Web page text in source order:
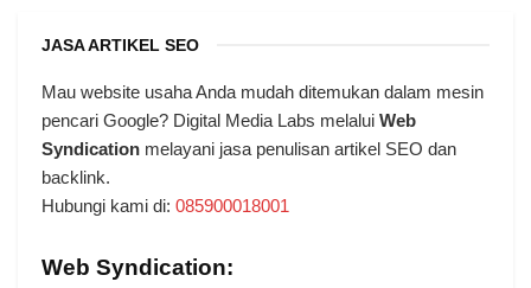
JASA ARTIKEL SEO
Mau website usaha Anda mudah ditemukan dalam mesin
pencari Google? Digital Media Labs melalui Web
Syndication melayani jasa penulisan artikel SEO dan
backlink.
Hubungi kami di: 085900018001
Web Syndication: